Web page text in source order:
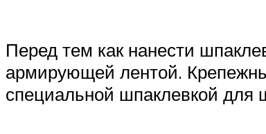
Перед тем как нанести
армирующей лентой.
специальной шпаклевкой для